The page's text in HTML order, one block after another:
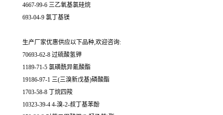
4667-99-6 三乙氧基氯硅烷
693-04-9 氯丁基镁
生产厂家优惠供应以下品种,欢迎咨询:
70693-62-8 过硫酸氢钾
1189-71-5 氯磺酰异氰酸酯
19186-97-1 三(三溴新戊基)磷酸酯
1703-58-8 丁烷四羧
10323-39-4 4-溴-2-叔丁基苯酚